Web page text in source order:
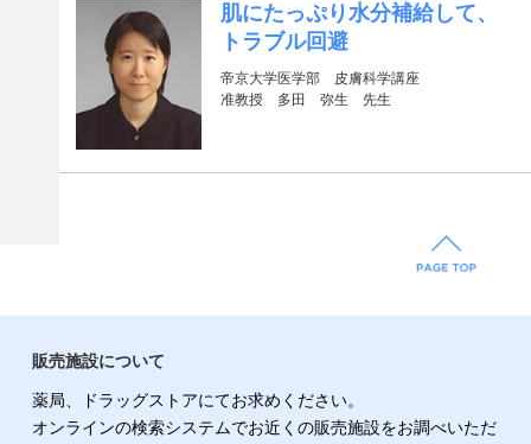
肌にたっぷり水分補給して、
トラブル回避
帝京大学医学部 皮膚科学講座
准教授 多田 弥生 先生
販売施設について
薬局、ドラッグストアにてお求めください。
オンラインの検索システムでお近くの販売施設をお調べいただ